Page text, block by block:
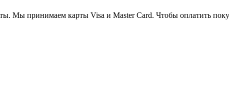
Мы принимаем карты Visa и Master Card. Чтобы оплатить